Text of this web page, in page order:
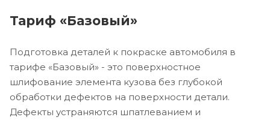
Тариф «Базовый»
Подготовка деталей к покраске автомобиля в
тарифе «Базовый» - это поверхностное
шлифование элемента кузова без глубокой
обработки дефектов на поверхности детали.
Дефекты устраняются шпатлеванием и